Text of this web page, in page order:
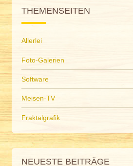
THEMENSEITEN
Allerlei
Foto-Galerien
Software
Meisen-TV
Fraktalgrafik
NEUESTE BEITRÄGE